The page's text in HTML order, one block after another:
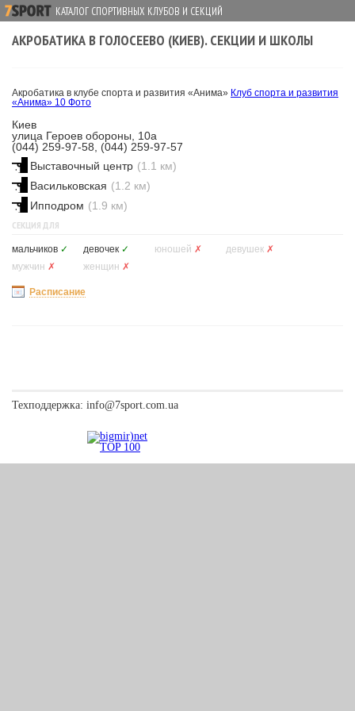
КАТАЛОГ СПОРТИВНЫХ КЛУБОВ И СЕКЦИЙ
АКРОБАТИКА В ГОЛОСЕЕВО (КИЕВ). СЕКЦИИ И ШКОЛЫ
Акробатика в клубе спорта и развития «Анима» Клуб спорта и развития
«Анима» 10 Фото
Киев
улица Героев обороны, 10а
(044) 259-97-58, (044) 259-97-57
Выставочный центр (1.1 км)
Васильковская (1.2 км)
Ипподром (1.9 км)
СЕКЦИЯ ДЛЯ
мальчиков ✓ девочек ✓ юношей ✗ девушек ✗
мужчин ✗ женщин ✗
Расписание
Техподдержка: info@7sport.com.ua